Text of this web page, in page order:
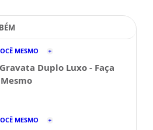
MESMO
Duplo Luxo - Faça
MESMO